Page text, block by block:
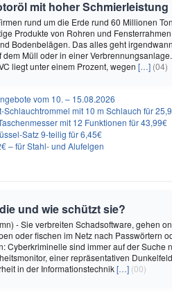
mit hoher Schmierleistung
rund um die Erde rund 60 Millionen
Produkte von Rohren und
Bodenbelägen. Das alles geht
dem Müll oder in einer
liegt unter einem Prozent, wegen […] (04)
vom 10. – 15.08.2026
Schlauchtrommel mit 10 m Schlauch für
mit 12 Funktionen für 43,99€
Satz 9-teilig für 6,45€
– für Stahl- und Alufelgen
und wie schützt sie?
- Sie verbreiten Schadsoftware, gehen
oder fischen im Netz nach Passwörtern
Cyberkriminelle sind immer auf der Suche
einer repräsentativen
in der Informationstechnik[…] (00)